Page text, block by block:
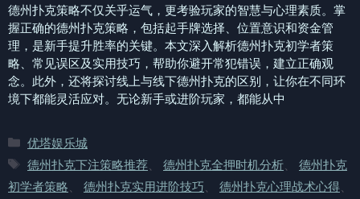
德州扑克策略不仅关乎运气，更考验玩家的智慧与心理素质。掌
握正确的德州扑克策略，包括起手牌选择、位置意识和资金管
理，是新手提升胜率的关键。本文深入解析德州扑克初学者策
略、常见误区及实用技巧，帮助你避开常犯错误，建立正确观
念。此外，还将探讨线上与线下德州扑克的区别，让你在不同环
境下都能灵活应对。无论新手或进阶玩家，都能从中
分
类
优塔娱乐城
标
签
德州扑克下注策略推荐 德州扑克全押时机分析
德州扑克
初学者策略
德州扑克实用进阶技巧 德州扑克心理战术心得